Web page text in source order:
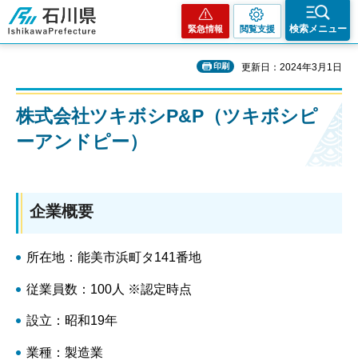
石川県
緊急情報 閲覧支援 検索メニュー
印刷 更新日：2024年3月1日
株式会社ツキボシP&P（ツキボシピ
ーアンドピー）
企業概要
所在地：能美市浜町タ141番地
従業員数：100人 ※認定時点
設立：昭和19年
業種：製造業